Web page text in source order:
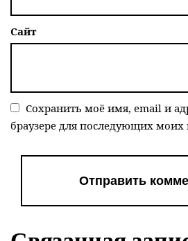
Сайт
Сохранить моё имя, email и
браузере для последующих